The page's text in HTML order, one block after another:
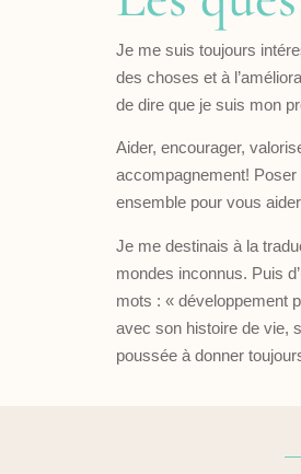
Je me suis toujours
des choses et à
de dire que je suis mon
Aider, encourager,
accompagnement! Poser
ensemble pour vous
Je me destinais à la
mondes inconnus. Puis
mots : « développement
avec son histoire de vie,
poussée à donner